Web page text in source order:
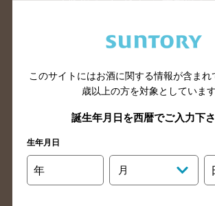
大阪府のバー検索
京都府の
滋賀県のバー検索
和歌山県の
山口県のバー検索
鳥取県の
島根県のバー検索
徳島県の
高知県のバー検索
福岡県の
長崎県のバー検索
佐賀県の
このサイトにはお酒に関する情報が含まれ
歳以上の方を対象としています
誕生年月日を西暦でご入力下さ
生年月日
年 月